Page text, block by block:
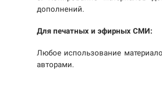
дополнений.
Для печатных и эфирных СМИ:
Любое использование
авторами.